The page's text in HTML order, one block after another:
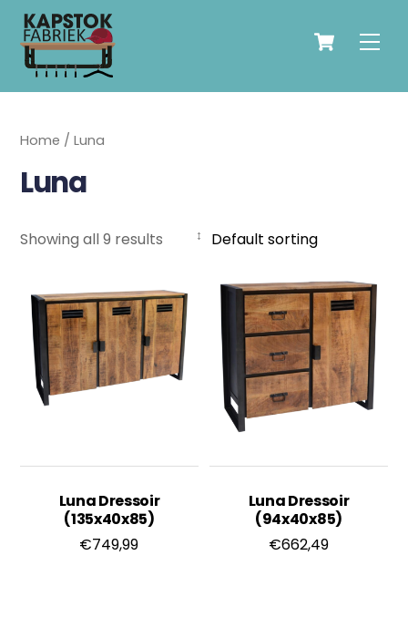
Skip
content
Cart
Home / Luna
Luna
Showing all 9 results
Luna Dressoir
(135x40x85)
€749,99
Luna Dressoir
(94x40x85)
€662,49